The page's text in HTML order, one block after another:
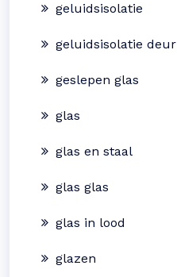
geluidsisolatie
geluidsisolatie deur
geslepen glas
glas
glas en staal
glas glas
glas in lood
glazen